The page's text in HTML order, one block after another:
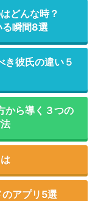
どんな時？
瞬間8選
き彼氏の違い５
から導く３つの
アプリ5選